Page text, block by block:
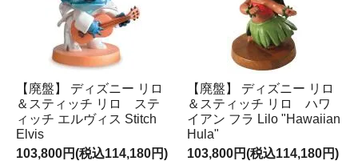
【廃盤】 ディズニー リロ
＆スティッチ リロ ステ
ィッチ エルヴィス Stitch
Elvis
103,800円(税込114,180円)
【廃盤】 ディズニー リロ
＆スティッチ リロ ハワ
イアン フラ Lilo "Hawaiian
Hula"
103,800円(税込114,180円)